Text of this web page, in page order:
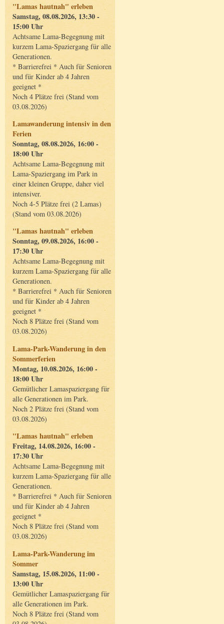
"Lamas hautnah" erleben
Samstag, 08.08.2026, 13:30 -
15:00 Uhr
Achtsame Lama-Begegnung mit
kurzem Lama-Spaziergang für alle
Generationen.
* Barrierefrei * Auch für Senioren
und für Kinder ab 4 Jahren
geeignet *
Noch 4 Plätze frei (Stand vom
03.08.2026)
Lamawanderung intensiv in den
Ferien
Sonntag, 08.08.2026, 16:00 -
18:00 Uhr
Achtsame Lama-Begegnung mit
Lama-Spaziergang im Park in
einer kleinen Gruppe, daher viel
intensiver.
Noch 4-5 Plätze frei (2 Lamas)
(Stand vom 03.08.2026)
"Lamas hautnah" erleben
Sonntag, 09.08.2026, 16:00 -
17:30 Uhr
Achtsame Lama-Begegnung mit
kurzem Lama-Spaziergang für alle
Generationen.
* Barrierefrei * Auch für Senioren
und für Kinder ab 4 Jahren
geeignet *
Noch 8 Plätze frei (Stand vom
03.08.2026)
Lama-Park-Wanderung in den
Sommerferien
Montag, 10.08.2026, 16:00 -
18:00 Uhr
Gemütlicher Lamaspaziergang für
alle Generationen im Park.
Noch 2 Plätze frei (Stand vom
03.08.2026)
"Lamas hautnah" erleben
Freitag, 14.08.2026, 16:00 -
17:30 Uhr
Achtsame Lama-Begegnung mit
kurzem Lama-Spaziergang für alle
Generationen.
* Barrierefrei * Auch für Senioren
und für Kinder ab 4 Jahren
geeignet *
Noch 8 Plätze frei (Stand vom
03.08.2026)
Lama-Park-Wanderung im
Sommer
Samstag, 15.08.2026, 11:00 -
13:00 Uhr
Gemütlicher Lamaspaziergang für
alle Generationen im Park.
Noch 8 Plätze frei (Stand vom